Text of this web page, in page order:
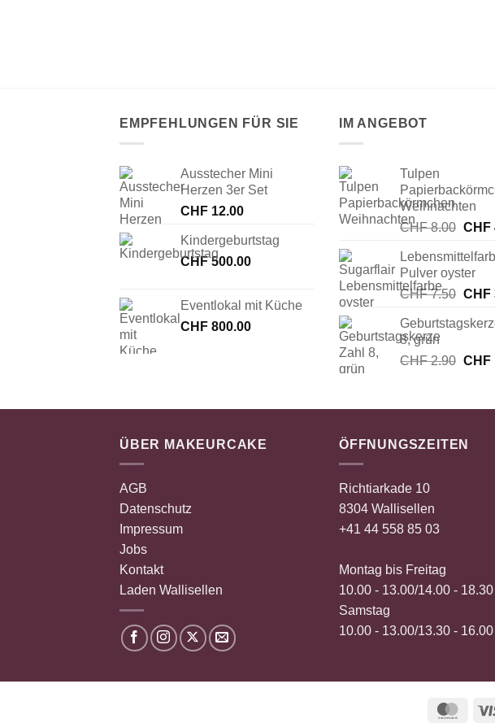
EMPFEHLUNGEN FÜR SIE
Ausstecher Mini
Herzen 3er Set
CHF 12.00
Kindergeburtstag
CHF500.00
Eventlokal mit Küche
CHF 800.00
IM ANGEBOT
Tulpen
Weihnachten
CHF8.00
war:
CHF
CHF
Pulver oyster
CHF7.50
war:
CHF
8, grün
CHF2.90
CHF
CHF
ÜBER MAKEURCAKE
AGB
Datenschutz
Impressum
Jobs
Kontakt
Laden Wallisellen
ÖFFNUNGSZEITEN
Richtiarkade 10
8304 Wallisellen
+41 44 558 85 03
Montag bis Freitag
10.00 - 13.00/14.00 -
Samstag
10.00 - 13.00/13.30 -